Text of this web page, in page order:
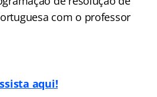
com o professor
aqui!